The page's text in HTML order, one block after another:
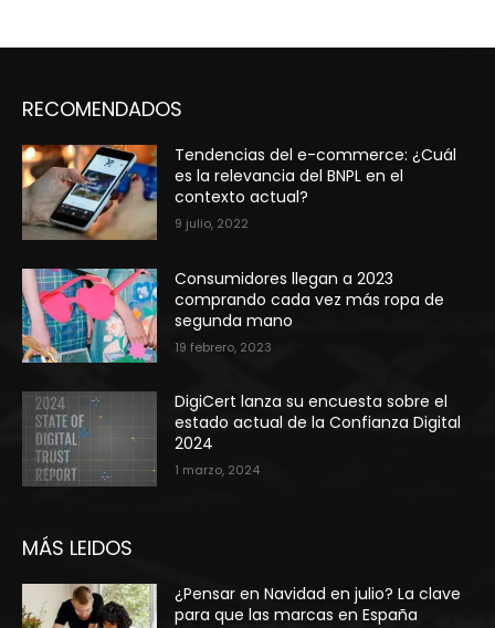
RECOMENDADOS
Tendencias del e-commerce: ¿Cuál
es la relevancia del BNPL en el
contexto actual?
9 julio, 2022
Consumidores llegan a 2023
comprando cada vez más ropa de
segunda mano
19 febrero, 2023
DigiCert lanza su encuesta sobre el
estado actual de la Confianza Digital
2024
1 marzo, 2024
MÁS LEIDOS
¿Pensar en Navidad en julio? La clave
para que las marcas en España